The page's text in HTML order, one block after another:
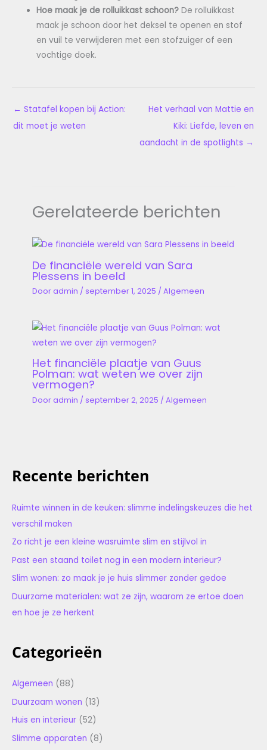
Hoe maak je de rolluikkast schoon? De rolluikkast
maak je schoon door het deksel te openen en stof
en vuil te verwijderen met een stofzuiger of een
vochtige doek.
← Statafel kopen bij Action:
dit moet je weten
Het verhaal van Mattie en
Kiki: Liefde, leven en
aandacht in de spotlights →
Gerelateerde berichten
De financiële wereld van Sara
Plessens in beeld
Dooradmin /september 1, 2025 /Algemeen
Het financiële plaatje van Guus
Polman: wat weten we over zijn
vermogen?
Dooradmin /september 2, 2025 /Algemeen
Recente berichten
Ruimte winnen in de keuken: slimme indelingskeuzes die het
verschil maken
Zo richt je een kleine wasruimte slim en stijlvol in
Past een staand toilet nog in een modern interieur?
Slim wonen: zo maak je je huis slimmer zonder gedoe
Duurzame materialen: wat ze zijn, waarom ze ertoe doen
en hoe je ze herkent
Categorieën
Algemeen (88)
Duurzaam wonen (13)
Huis en interieur (52)
Slimme apparaten (8)